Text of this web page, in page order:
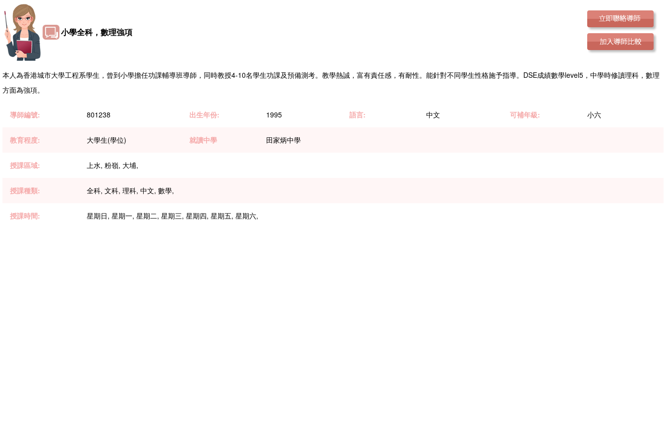
小學全科，數理強項
本人為香港城市大學工程系學生，曾到小學擔任功課輔導班導師，同時教授4-10名學生功課及預備測考。教學熱誠，富有責任感，有耐性。能針對不同學生性格施予指導。DSE成績數學level5，中學時修讀理科，數理
方面為強項。
導師編號: 801238 出生年份: 1995 語言: 中文 可補年級: 小六
教育程度: 大學生(學位) 就讀中學 田家炳中學
授課區域: 上水, 粉嶺, 大埔,
授課種類: 全科, 文科, 理科, 中文, 數學,
授課時間: 星期日, 星期一, 星期二, 星期三, 星期四, 星期五, 星期六,